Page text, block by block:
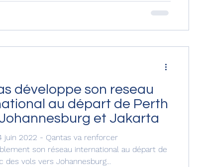
développe son reseau
au départ de Perth
et Jakarta
juin 2022 - Qantas va renforcer
son réseau international au départ de
des vols vers Johannesburg...